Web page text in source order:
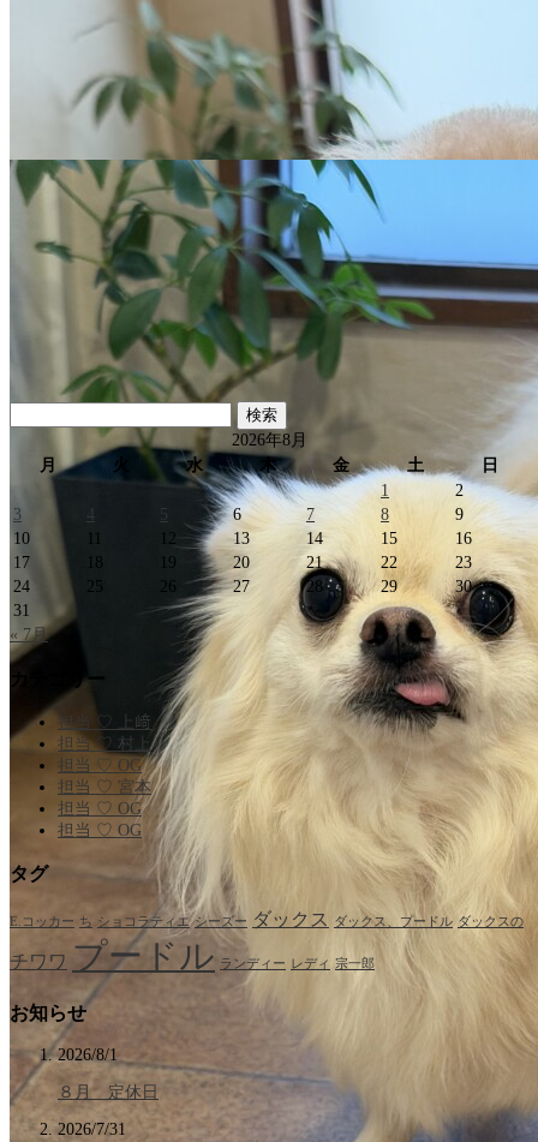
索:
2026年8月
月
火 水 木 金 土
日
1
2
3
4 5 6 7 8
9
10
12 13 14 15
16
17
19 20 21 22
23
24
25 26 27 28 29
30
31
« 7月
カテゴリー
担当 ♡ 上﨑
担当 ♡ 村上
担当 ♡ OG
担当 ♡ 宮本
担当 ♡ OG
担当 ♡ OG
タグ
E.コッカー ち ショコラティエ シーズー ダックス ダックス、プードル ダックスの
チワワ プードル ランディー レディ 宗一郎
お知らせ
2026/8/1
８月 定休日
2026/7/31